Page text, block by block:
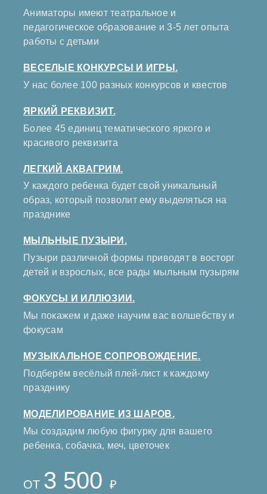
Аниматоры имеют театральное и
педагогическое образование и 3-5 лет опыта
работы с детьми
ВЕСЕЛЫЕ КОНКУРСЫ И ИГРЫ.
У нас более 100 разных конкурсов и квестов
ЯРКИЙ РЕКВИЗИТ.
Более 45 единиц тематического яркого и
красивого реквизита
ЛЕГКИЙ АКВАГРИМ.
У каждого ребенка будет свой уникальный
образ, который позволит ему выделяться на
празднике
МЫЛЬНЫЕ ПУЗЫРИ.
Пузыри различной формы приводят в восторг
детей и взрослых, все рады мыльным пузырям
ФОКУСЫ И ИЛЛЮЗИИ.
Мы покажем и даже научим вас волшебству и
фокусам
МУЗЫКАЛЬНОЕ СОПРОВОЖДЕНИЕ.
Подберём весёлый плей-лист к каждому
празднику
МОДЕЛИРОВАНИЕ ИЗ ШАРОВ.
Мы создадим любую фигурку для вашего
ребенка, собачка, меч, цветочек
ОТ 3 500 ₽